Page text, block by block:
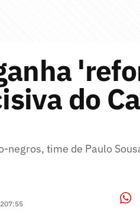
do
negros, time de Paulo
07:55